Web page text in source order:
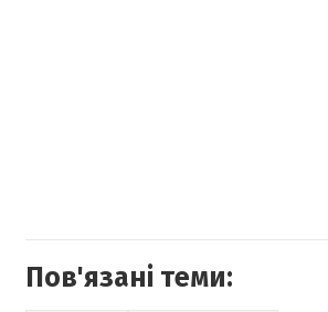
Пов'язані теми: